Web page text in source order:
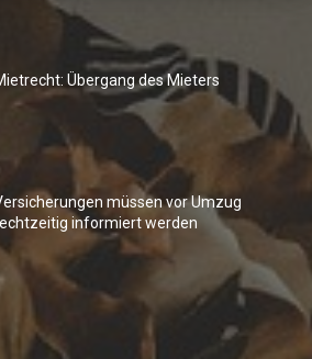
Übergang des Mieters
müssen vor Umzug
informiert werden